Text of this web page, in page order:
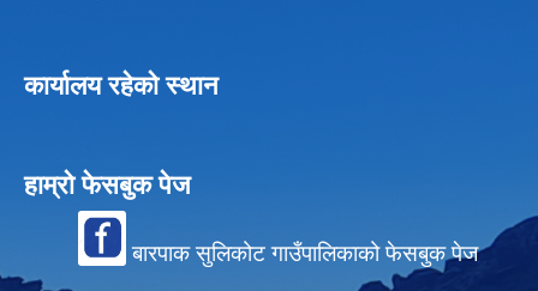
कार्यालय रहेको स्थान
हाम्रो फेसबुक पेज
बारपाक सुलिकोट गाउँपालिकाको फेसबुक पेज